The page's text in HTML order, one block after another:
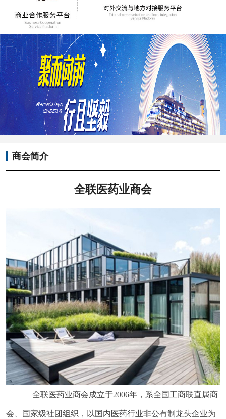
商会简介
全联医药业商会
全联医药业商会成立于2006年，系全国工商联直属商
会、国家级社团组织，以国内医药行业非公有制龙头企业为